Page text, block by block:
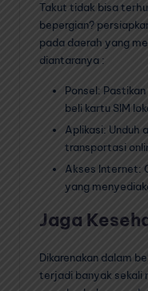
Takut tidak bisa
bepergian?
pada daerah yang
diantaranya :
Ponsel:
beli kartu SIM
Aplikasi: Unduh
transportasi
Akses Internet:
yang
Jaga
Dikarenakan dalam
terjadi banyak sekali